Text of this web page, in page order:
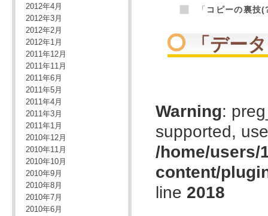
2012年4月
2012年3月
2012年2月
2012年1月
2011年12月
2011年11月
2011年6月
2011年5月
2011年4月
2011年3月
2011年1月
2010年12月
2010年11月
2010年10月
2010年9月
2010年8月
2010年7月
2010年6月
「 コピーの裏技
「 デー
Warning:
supported,
/home/users/
content/
line 2018